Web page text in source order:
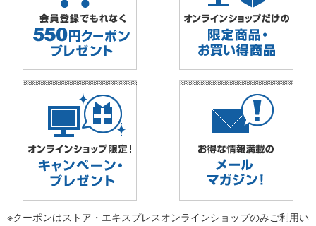
※クーポンはストア・エキスプレスオンラインショップのみご利用い